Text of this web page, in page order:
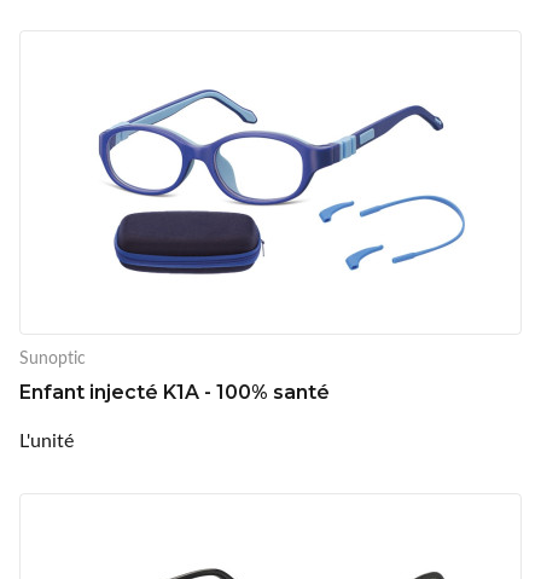
Sunoptic
Enfant injecté K1A - 100% santé
L'unité